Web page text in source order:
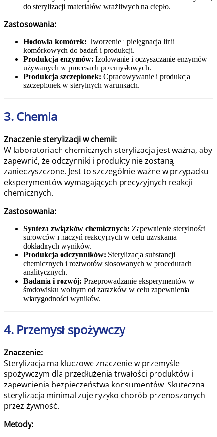
do sterylizacji materiałów wrażliwych na ciepło.
Zastosowania:
Hodowla komórek: Tworzenie i pielęgnacja linii
komórkowych do badań i produkcji.
Produkcja enzymów: Izolowanie i oczyszczanie enzymów
używanych w procesach przemysłowych.
Produkcja szczepionek: Opracowywanie i produkcja
szczepionek w sterylnych warunkach.
3. Chemia
Znaczenie sterylizacji w chemii:
W laboratoriach chemicznych sterylizacja jest ważna, aby
zapewnić, że odczynniki i produkty nie zostaną
zanieczyszczone. Jest to szczególnie ważne w przypadku
eksperymentów wymagających precyzyjnych reakcji
chemicznych.
Zastosowania:
Synteza związków chemicznych: Zapewnienie sterylności
surowców i naczyń reakcyjnych w celu uzyskania
dokładnych wyników.
Produkcja odczynników: Sterylizacja substancji
chemicznych i roztworów stosowanych w procedurach
analitycznych.
Badania i rozwój: Przeprowadzanie eksperymentów w
środowisku wolnym od zarazków w celu zapewnienia
wiarygodności wyników.
4. Przemysł spożywczy
Znaczenie:
Sterylizacja ma kluczowe znaczenie w przemyśle
spożywczym dla przedłużenia trwałości produktów i
zapewnienia bezpieczeństwa konsumentów. Skuteczna
sterylizacja minimalizuje ryzyko chorób przenoszonych
przez żywność.
Metody: